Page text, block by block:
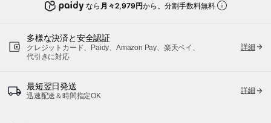
なら 月々2,979円から。分割手数料無料
多様な決済と安全認証
クレジットカード、Paidy、Amazon Pay、楽天ペイ、
代引きに対応
詳細
最短翌日発送
迅速配送＆時間指定OK
詳細